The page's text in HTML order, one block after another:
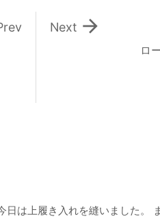
ロ

Next
は上履き入れを縫いました。